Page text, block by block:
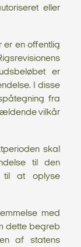
eller
er en offentlig
er
I disse
fra
vilkår
skal
til den
til at oplyse
med
dette begreb
af statens